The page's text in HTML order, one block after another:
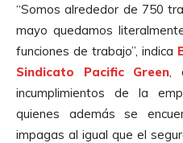
e
A
u
d
i
o
“Somos alrededor de 750
mayo quedamos
funciones de trabajo”, indica
Sindicato Pacific Green
incumplimientos de la
quienes además se
impagas al igual que el